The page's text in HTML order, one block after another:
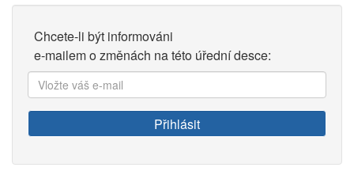
Chcete-li být informováni
e-mailem o změnách na této úřední desce:
Vložte
váš
e-
mail:
Přihlásit